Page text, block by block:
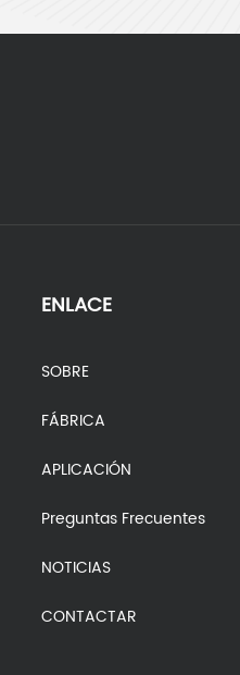
ENLACE
SOBRE
FÁBRICA
APLICACIÓN
Preguntas Frecuentes
NOTICIAS
CONTACTAR